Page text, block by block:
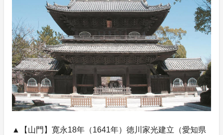
▲【山門】寛永18年（1641年）徳川家光建立（愛知県